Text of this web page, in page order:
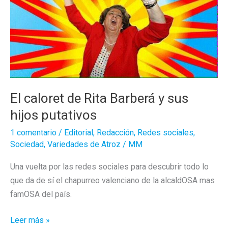
El caloret de Rita Barberá y sus
hijos putativos
1 comentario / Editorial, Redacción, Redes sociales,
Sociedad, Variedades de Atroz / MM
Una vuelta por las redes sociales para descubrir todo lo
que da de sí el chapurreo valenciano de la alcaldOSA mas
famOSA del país.
El
Leer más »